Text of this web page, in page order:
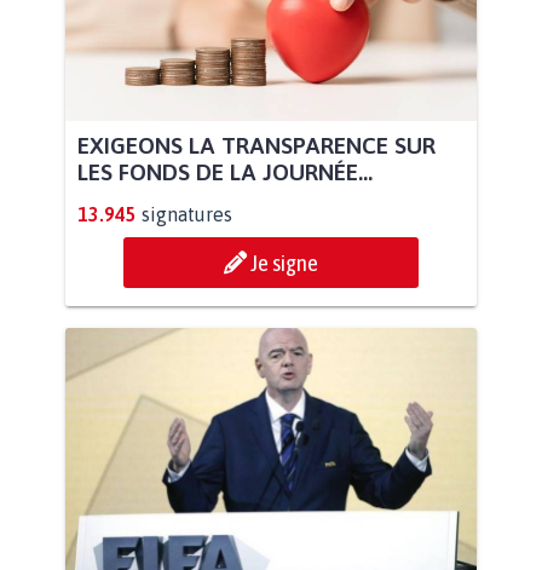
EXIGEONS LA TRANSPARENCE SUR
LES FONDS DE LA JOURNÉE...
13.945 signatures
Je signe